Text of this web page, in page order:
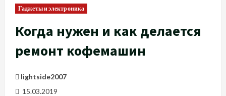
Гаджеты и электроника
Когда нужен и как делается
ремонт кофемашин
lightside2007
15.03.2019